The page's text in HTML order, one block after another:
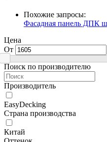
Похожие запросы:
Фасадная панель ДПК
Цена
От
Поиск по производителю
Производитель
EasyDecking
Страна производства
Китай